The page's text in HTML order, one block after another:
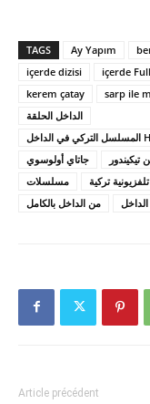
TAGS Ay Yapım
içerde dizisi
içerde Full
kerem çatay
sarp ile
الداخل الحلقة
جاتاي أولوسوي
تيكيندور
مسلسلات
تركية
من الداخل بالكامل
Article précédent